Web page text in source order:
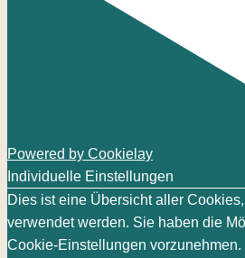
Powered by Cookielay
Individuelle Einstellungen
Dies ist eine Übersicht aller
verwendet werden. Sie haben die
Cookie-Einstellungen